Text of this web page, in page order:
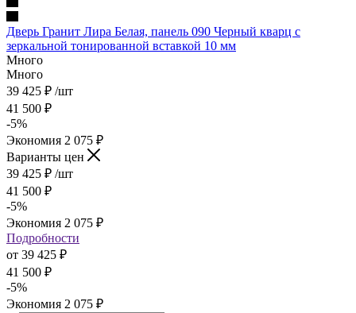
Дверь Гранит Лира Белая, панель 090 Черный кварц с
зеркальной тонированной вставкой 10 мм
Много
Много
39 425 ₽ /шт
41 500 ₽
-5%
Экономия 2 075 ₽
Варианты цен
39 425 ₽ /шт
41 500 ₽
-5%
Экономия 2 075 ₽
Подробности
от 39 425 ₽
41 500 ₽
-5%
Экономия 2 075 ₽